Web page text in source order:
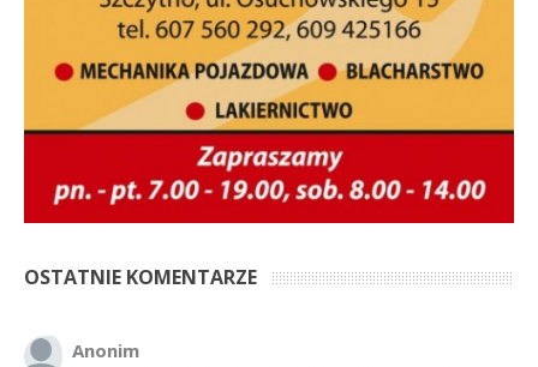
OSTATNIE KOMENTARZE
Anonim